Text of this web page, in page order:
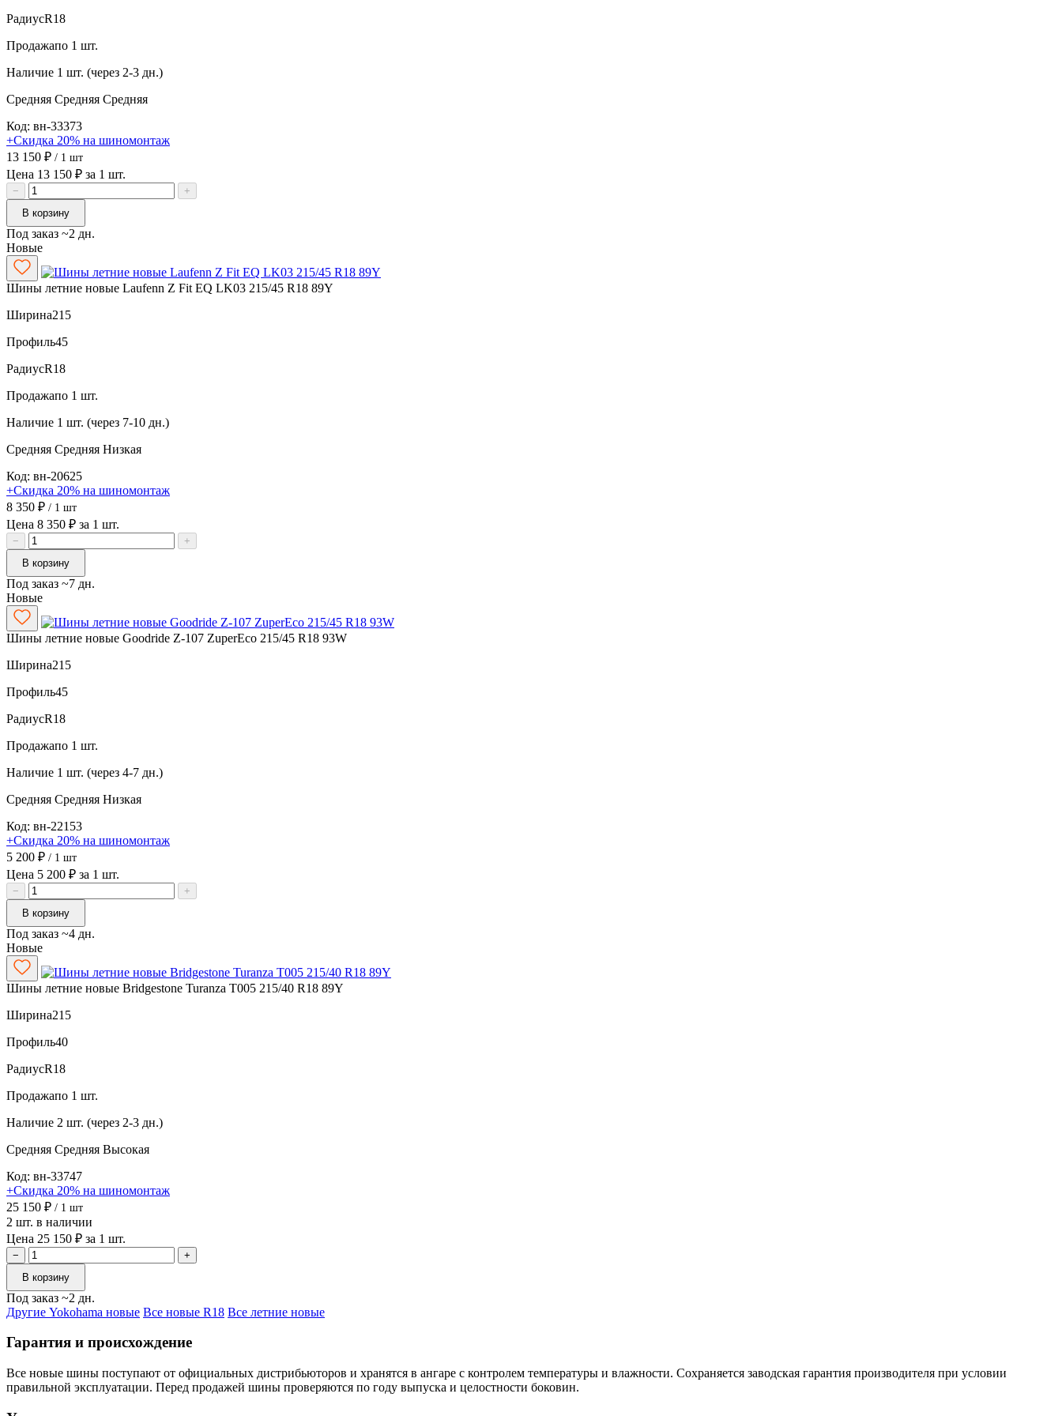
РадиусR18
Продажапо 1 шт.
Наличие 1 шт. (через 2-3 дн.)
Средняя Средняя Средняя
Код: вн-33373
+Скидка 20% на шиномонтаж
13 150 ₽ / 1 шт
Цена 13 150 ₽ за 1 шт.
−
+
В корзину
Под заказ ~2 дн.
Новые
Шины летние новые Laufenn Z Fit EQ LK03 215/45 R18 89Y
Ширина215
Профиль45
РадиусR18
Продажапо 1 шт.
Наличие 1 шт. (через 7-10 дн.)
Средняя Средняя Низкая
Код: вн-20625
+Скидка 20% на шиномонтаж
8 350 ₽ / 1 шт
Цена 8 350 ₽ за 1 шт.
−
+
В корзину
Под заказ ~7 дн.
Новые
Шины летние новые Goodride Z-107 ZuperEco 215/45 R18 93W
Ширина215
Профиль45
РадиусR18
Продажапо 1 шт.
Наличие 1 шт. (через 4-7 дн.)
Средняя Средняя Низкая
Код: вн-22153
+Скидка 20% на шиномонтаж
5 200 ₽ / 1 шт
Цена 5 200 ₽ за 1 шт.
−
+
В корзину
Под заказ ~4 дн.
Новые
Шины летние новые Bridgestone Turanza T005 215/40 R18 89Y
Ширина215
Профиль40
РадиусR18
Продажапо 1 шт.
Наличие 2 шт. (через 2-3 дн.)
Средняя Средняя Высокая
Код: вн-33747
+Скидка 20% на шиномонтаж
25 150 ₽ / 1 шт
2 шт. в наличии
Цена 25 150 ₽ за 1 шт.
−
+
В корзину
Под заказ ~2 дн.
Другие Yokohama новые Все новые R18 Все летние новые
Гарантия и происхождение
Все новые шины поступают от официальных дистрибьюторов и хранятся в ангаре с контролем температуры и влажности. Сохраняется заводская гарантия производителя при условии
правильной эксплуатации. Перед продажей шины проверяются по году выпуска и целостности боковин.